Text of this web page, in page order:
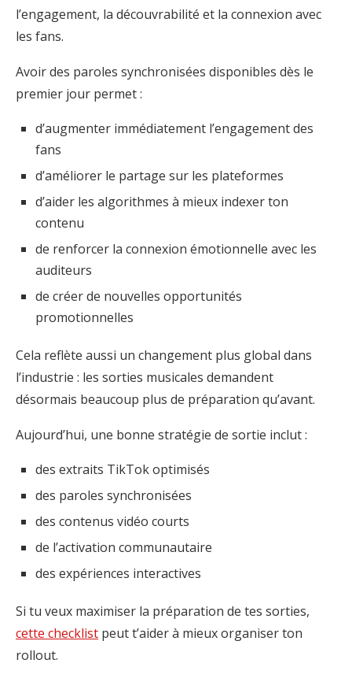
l’engagement, la découvrabilité et la connexion avec
les fans.
Avoir des paroles synchronisées disponibles dès le
premier jour permet :
d’augmenter immédiatement l’engagement des
fans
d’améliorer le partage sur les plateformes
d’aider les algorithmes à mieux indexer ton
contenu
de renforcer la connexion émotionnelle avec les
auditeurs
de créer de nouvelles opportunités
promotionnelles
Cela reflète aussi un changement plus global dans
l’industrie : les sorties musicales demandent
désormais beaucoup plus de préparation qu’avant.
Aujourd’hui, une bonne stratégie de sortie inclut :
des extraits TikTok optimisés
des paroles synchronisées
des contenus vidéo courts
de l’activation communautaire
des expériences interactives
Si tu veux maximiser la préparation de tes sorties,
cette checklist peut t’aider à mieux organiser ton
rollout.